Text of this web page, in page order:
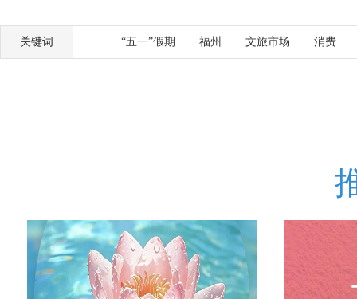
关键词 “五一”假期 福州 文旅市场 消费